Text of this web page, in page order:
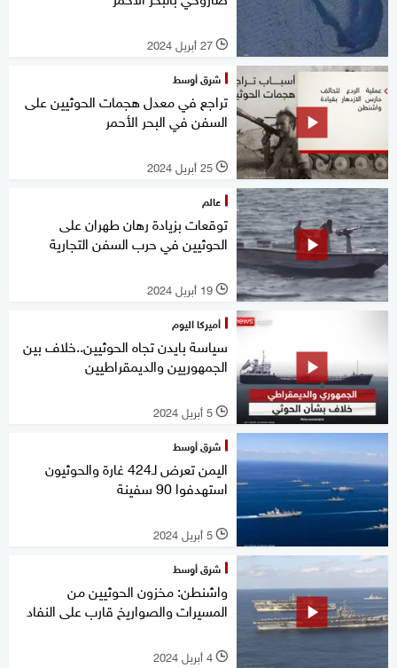
l 27 أبريل 2024
شرق أوسط
تراجع في معدل هجمات الحوثيين على
السفن في البحر الأحمر
l 25 أبريل 2024
عالم
توقعات بزيادة رهان طهران على
الحوثيين في حرب السفن التجارية
l 19 أبريل 2024
أميركا اليوم
سياسة بايدن تجاه الحوثيين..خلاف بين
الجمهوريين والديمقراطيين
l 5 أبريل 2024
شرق أوسط
اليمن تعرض لـ424 غارة والحوثيون
استهدفوا 90 سفينة
l 5 أبريل 2024
شرق أوسط
واشنطن: مخزون الحوثيين من
المسيرات والصواريخ قارب على النفاد
l 4 أبريل 2024